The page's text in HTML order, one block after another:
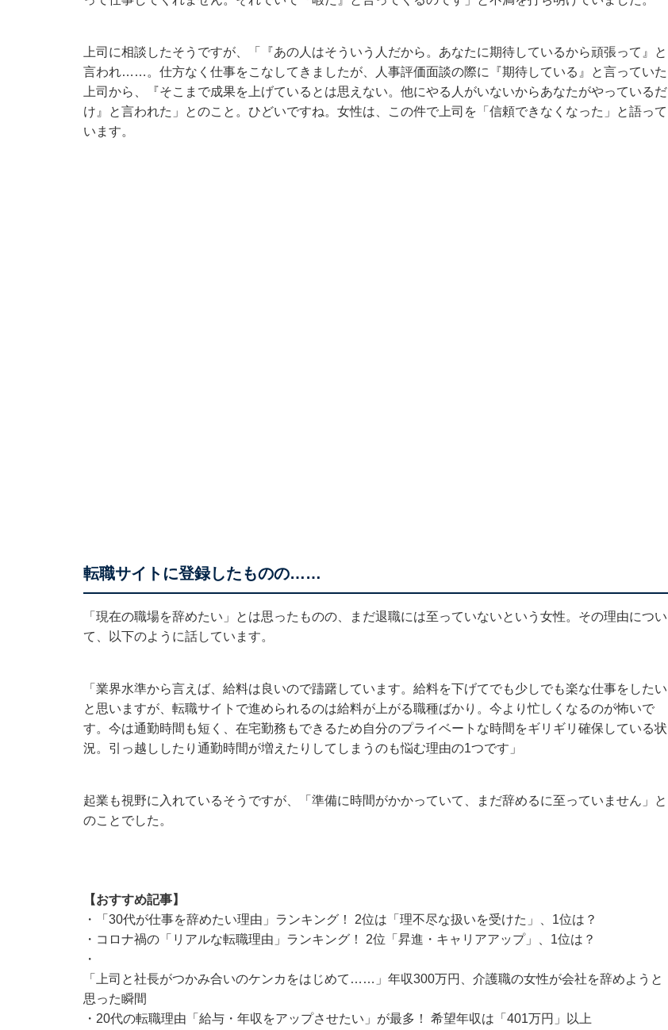
上司に相談したそうですが、「『あの人はそういう人だから。あなたに期待しているから頑張って』と
言われ……。仕方なく仕事をこなしてきましたが、人事評価面談の際に『期待している』と言っていた
上司から、『そこまで成果を上げているとは思えない。他にやる人がいないからあなたがやっているだ
け』と言われた」とのこと。ひどいですね。女性は、この件で上司を「信頼できなくなった」と語って
います。
転職サイトに登録したものの……
「現在の職場を辞めたい」とは思ったものの、まだ退職には至っていないという女性。その理由につい
て、以下のように話しています。
「業界水準から言えば、給料は良いので躊躇しています。給料を下げてでも少しでも楽な仕事をしたい
と思いますが、転職サイトで進められるのは給料が上がる職種ばかり。今より忙しくなるのが怖いで
す。今は通勤時間も短く、在宅勤務もできるため自分のプライベートな時間をギリギリ確保している状
況。引っ越ししたり通勤時間が増えたりしてしまうのも悩む理由の1つです」
起業も視野に入れているそうですが、「準備に時間がかかっていて、まだ辞めるに至っていません」と
のことでした。
【おすすめ記事】
・
「30代が仕事を辞めたい理由」ランキング！ 2位は「理不尽な扱いを受けた」、1位は？
・ コロナ禍の「リアルな転職理由」ランキング！ 2位「昇進・キャリアアップ」、1位は？
・
「上司と社長がつかみ合いのケンカをはじめて……」年収300万円、介護職の女性が会社を辞めようと
思った瞬間
・ 20代の転職理由「給与・年収をアップさせたい」が最多！ 希望年収は「401万円」以上